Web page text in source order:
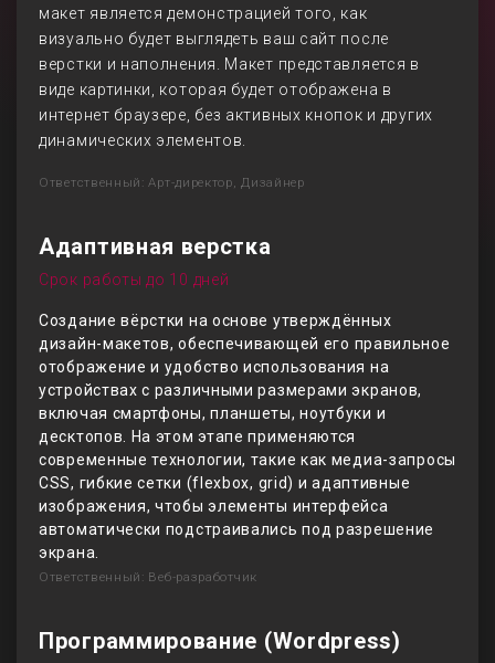
макет является демонстрацией того, как
визуально будет выглядеть ваш сайт после
верстки и наполнения. Макет представляется в
виде картинки, которая будет отображена в
интернет браузере, без активных кнопок и других
динамических элементов.
Ответственный: Арт-директор, Дизайнер
Адаптивная верстка
Срок работы до 10 дней
Создание вёрстки на основе утверждённых
дизайн-макетов, обеспечивающей его правильное
отображение и удобство использования на
устройствах с различными размерами экранов,
включая смартфоны, планшеты, ноутбуки и
десктопов. На этом этапе применяются
современные технологии, такие как медиа-запросы
CSS, гибкие сетки (flexbox, grid) и адаптивные
изображения, чтобы элементы интерфейса
автоматически подстраивались под разрешение
экрана.
Ответственный: Веб-разработчик
Программирование (Wordpress)